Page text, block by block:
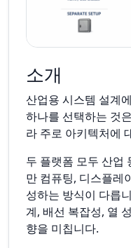
소개
산업용 시스템 설계
하나를 선택하는 것
라 주로 아키텍처에
두 플랫폼 모두 산업
만 컴퓨팅, 디스플레
성하는 방식이 다릅
계, 배선 복잡성, 열
향을 미칩니다.